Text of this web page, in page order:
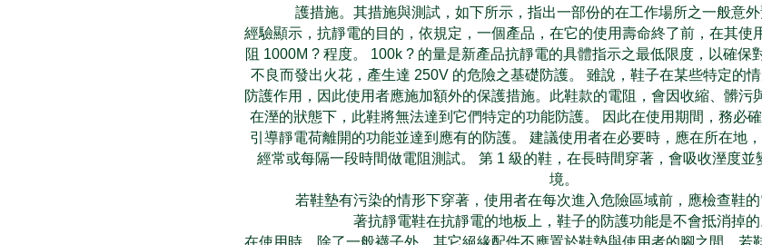
護措施。其措施與測試，如下所示，指出一部份的在工作場所之一般意外
經驗顯示，抗靜電的目的，依規定，一個產品，在它的使用壽命終了前，在其使
阻 1000M ? 程度。 100k ? 的量是新產品抗靜電的具體指示之最低限度，以確保
不良而發出火花，產生達 250V 的危險之基礎防護。 雖說，鞋子在某些特定的
防護作用，因此使用者應施加額外的保護措施。此鞋款的電阻，會因收縮、髒污
在溼的狀態下，此鞋將無法達到它們特定的功能防護。 因此在使用期間，務必
引導靜電荷離開的功能並達到應有的防護。 建議使用者在必要時，應在所在地
經常或每隔一段時間做電阻測試。 第 1 級的鞋，在長時間穿著，會吸收溼度並
境。
若鞋墊有污染的情形下穿著，使用者在每次進入危險區域前，應檢查鞋的
著抗靜電鞋在抗靜電的地板上，鞋子的防護功能是不會抵消掉的
在使用時，除了一般襪子外，其它絕緣配件不應置於鞋墊與使用者的腳之間。若